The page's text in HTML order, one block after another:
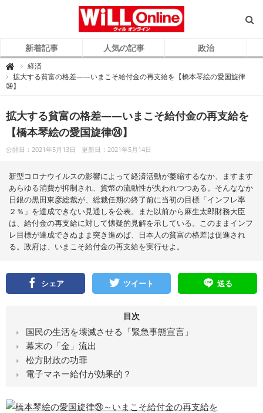
新着記事 人気の記事 政治

i
L
L
i
n
e
（
ィ
ン
ラ
イ
ン
）
経済
拡大する貧富の格差――いまこそ給付金の再支給を【橋本琴絵の愛国旋律
㉔】
拡大する貧富の格差――いまこそ給付金の再支給を
【橋本琴絵の愛国旋律㉔】
公開日：2021年5月13日 更新日：2021年5月14日
新型コロナウイルスの影響によって経済活動が萎縮するなか、ますます
あらゆる消費が抑制され、貨幣の流動性が失われつつある。そんななか
日銀の黒田東彦総裁が、総裁任期の終了前に当初の目標「インフレ率
２％」を達成できない見通しを公表。また以前から麻生太郎財務大臣
は、給付金の再支給に対して懐疑的見解を示している。このままインフ
レ目標が達成できぬまま突き進めば、日本人の貧富の格差は促進され
る。政府は、いまこそ給付金の再支給を実行せよ。
シェア ツイート 送る
目次
国民の生活を壊滅させる「緊急事態宣言」
幕末の「金」流出
松方財政の功罪
電子マネー給付が効果的？